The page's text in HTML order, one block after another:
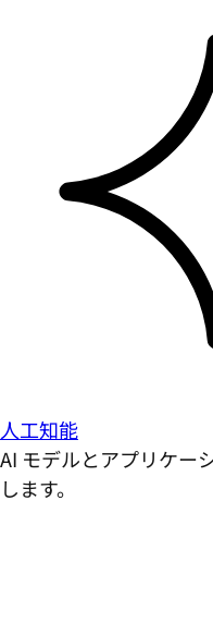
人工知能
AI モデルとアプリケー
します。